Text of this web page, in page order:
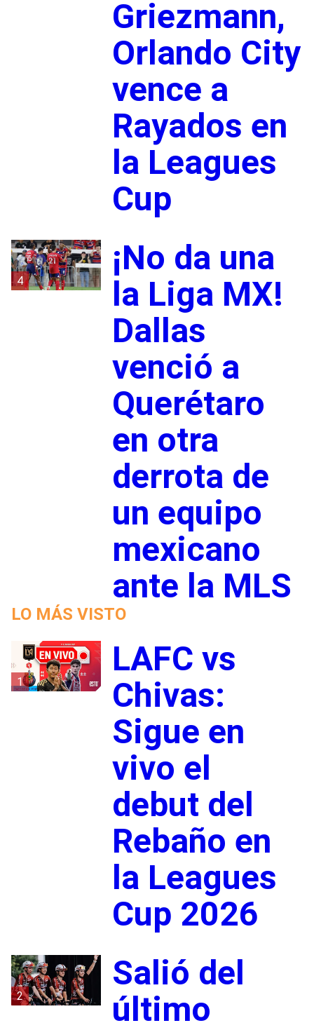
Griezmann,
Orlando City
vence a
Rayados en
la Leagues
Cup
4
¡No da una
la Liga MX!
Dallas
venció a
Querétaro
en otra
derrota de
un equipo
mexicano
ante la MLS
LO MÁS VISTO
1
LAFC vs
Chivas:
Sigue en
vivo el
debut del
Rebaño en
la Leagues
Cup 2026
2
Salió del
último